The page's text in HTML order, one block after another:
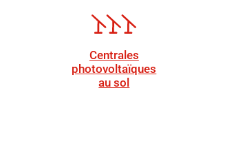
Centrales
photovoltaïques
au sol